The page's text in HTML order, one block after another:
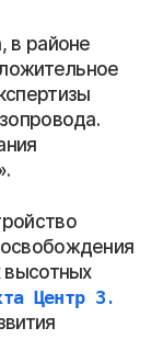
в районе
высотных
Центр 3.